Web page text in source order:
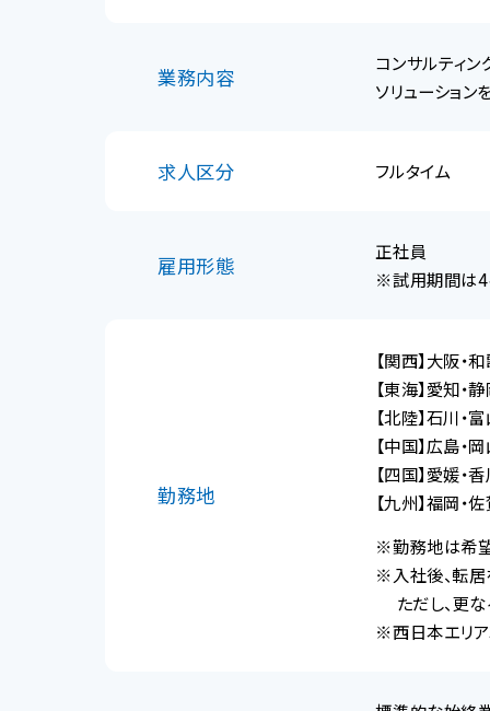
業務内容
コンサルティ
ソリューション
求人区分 フルタイム
雇用形態
正社員
※試用期間は4
勤務地
【関西】大阪・
【東海】愛知・
【北陸】石川・
【中国】広島・
【四国】愛媛・
【九州】福岡・
※勤務地は希
※入社後、転居
ただし、更な
※西日本エリ